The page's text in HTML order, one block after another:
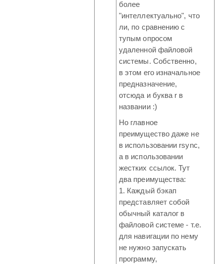
более
"интеллектуально", что
ли, по сравнению с
тупым опросом
удаленной файловой
системы. Собственно,
в этом его изначальное
предназначение,
отсюда и буква r в
названии :)
Но главное
преимущество даже не
в использовании rsync,
а в использовании
жестких ссылок. Тут
два преимущества:
1. Каждый бэкап
представляет собой
обычный каталог в
файловой системе - т.е.
для навигации по нему
не нужно запускать
программу,